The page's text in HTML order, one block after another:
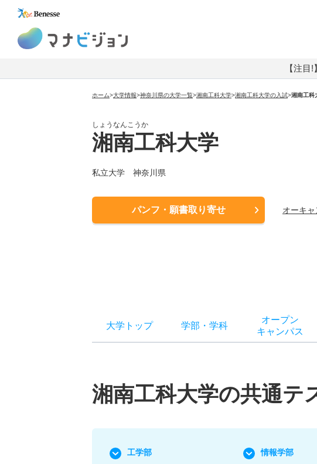
【注
ホーム>大学情報>神奈川県の大学一覧>湘南工科大学>湘南工科大学の入試>湘南工科
しょうなんこうか
湘南工科大学
私立大学 神奈川県
パンフ・願書取り寄せ オーキ
大学トップ 学部 ・ 学科
オープン
キャンパス
湘南工科大学の共通テ
工学部 情報学部